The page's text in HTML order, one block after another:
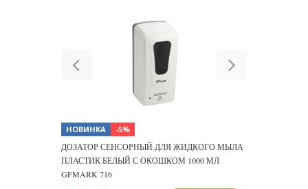
НОВИНКА -5%
ДОЗАТОР СЕНСОРНЫЙ ДЛЯ ЖИДКОГО МЫЛА
ПЛАСТИК БЕЛЫЙ С ОКОШКОМ 1000 МЛ
GFMARK 716